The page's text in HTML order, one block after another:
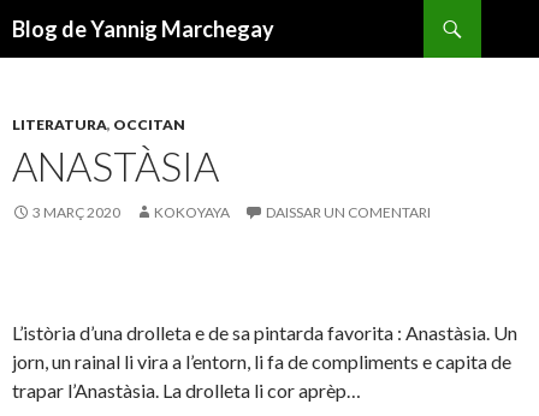
Blog de Yannig Marchegay
PRINCIPAL
LITERATURA, OCCITAN
ANASTÀSIA
3 MARÇ 2020 KOKOYAYA DAISSAR UN COMENTARI
L’istòria d’una drolleta e de sa pintarda favorita : Anastàsia. Un
jorn, un rainal li vira a l’entorn, li fa de compliments e capita de
trapar l’Anastàsia. La drolleta li cor aprèp…